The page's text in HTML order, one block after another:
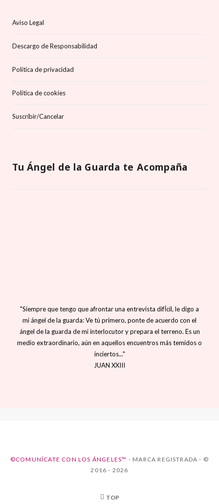
Aviso Legal
Descargo de Responsabilidad
Política de privacidad
Política de cookies
Suscríbir/Cancelar
Tu Ángel de la Guarda te Acompaña
"Siempre que tengo que afrontar una entrevista difÍcil, le digo a
mi ángel de la guarda: Ve tú primero, ponte de acuerdo con el
ángel de la guarda de mi interlocutor y prepara el terreno. Es un
medio extraordinario, aún en aquellos encuentros más temidos o
inciertos..."
JUAN XXIII
©COMUNÍCATE CON LOS ÁNGELES™ - MARCA REGISTRADA - ©
2016 - 2026
TOP